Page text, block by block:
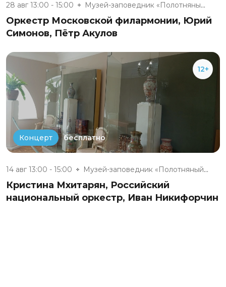
28 авг 13:00 - 15:00 Музей-заповедник «Полотняный З...
Оркестр Московской филармонии, Юрий
Симонов, Пётр Акулов
12+
Концерт бесплатно
14 авг 13:00 - 15:00 Музей-заповедник «Полотняный З...
Кристина Мхитарян, Российский
национальный оркестр, Иван Никифорчин